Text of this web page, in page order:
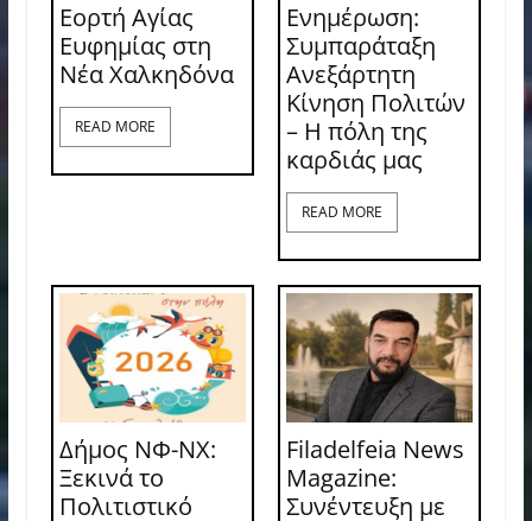
Εορτή Αγίας
Ευφημίας στη
Νέα Χαλκηδόνα
READ MORE
Ενημέρωση:
Συμπαράταξη
Ανεξάρτητη
Κίνηση Πολιτών
– Η πόλη της
καρδιάς μας
READ MORE
Δήμος ΝΦ-ΝΧ:
Ξεκινά το
Πολιτιστικό
Filadelfeia News
Magazine:
Συνέντευξη με